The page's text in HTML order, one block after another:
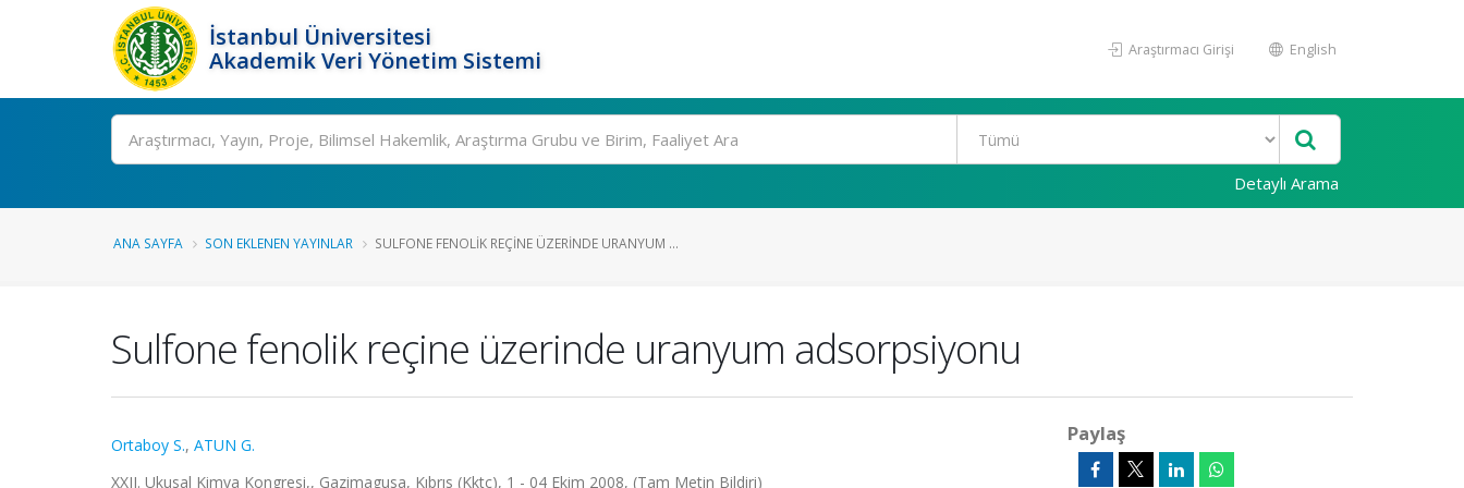
İstanbul Üniversitesi
Akademik Veri Yönetim Sistemi
Araştırmacı Girişi English
Ara
Detaylı Arama
ANA SAYFA SON EKLENEN YAYINLAR SULFONE FENOLIK REÇINE ÜZERINDE URANYUM ...
Sulfone fenolik reçine üzerinde uranyum adsorpsiyonu
Ortaboy S., ATUN G.
XXII. Ukusal Kimya Kongresi,, Gazimagusa, Kıbrıs (Kktc), 1 - 04 Ekim 2008, (Tam Metin Bildiri)
Paylaş